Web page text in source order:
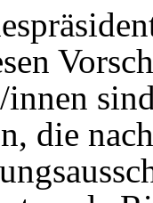
innen
die